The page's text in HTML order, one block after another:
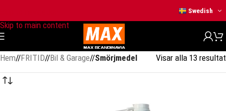
Skip to main content
Swedish
Hem/ FRITID/ Bil & Garage/ Smörjmedel Visar alla 13 resultat